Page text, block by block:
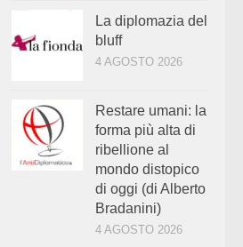
La diplomazia del
bluff
4 AGOSTO 2026
Restare umani: la
forma più alta di
ribellione al
mondo distopico
di oggi (di Alberto
Bradanini)
4 AGOSTO 2026